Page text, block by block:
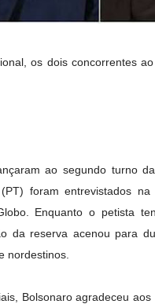
os dois concorrentes
ao segundo turno
foram entrevistados
Enquanto o petista
da reserva acenou para
nordestinos.
Bolsonaro agradeceu